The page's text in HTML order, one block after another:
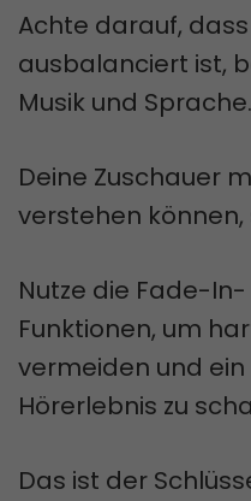
Achte darauf,
ausbalanciert ist,
Musik und Sprache.
Deine Zuschauer
verstehen
Nutze die Fade-
Funktionen, um
vermeiden und ein
Hörerlebnis zu
Das ist der